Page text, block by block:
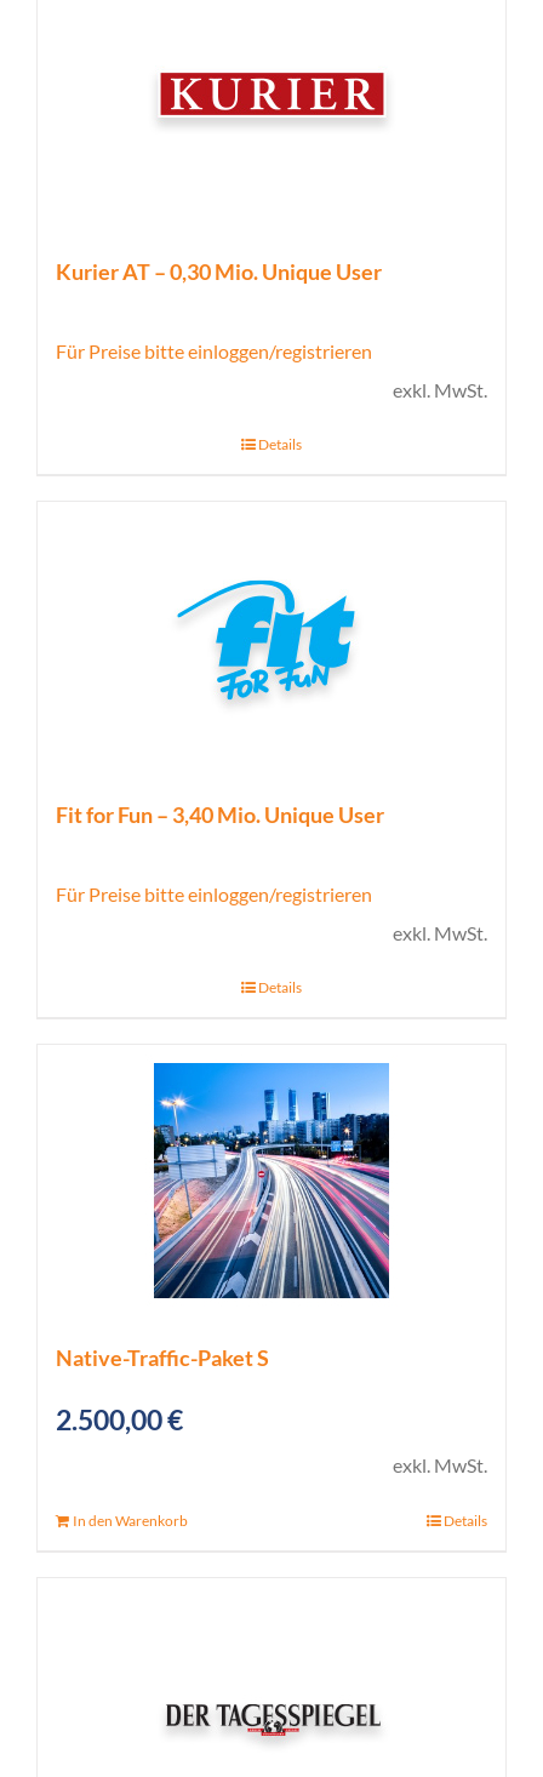
Kurier AT – 0,30 Mio. Unique User
Für Preise bitte einloggen/registrieren
exkl. MwSt.
Details
Fit for Fun – 3,40 Mio. Unique User
Für Preise bitte einloggen/registrieren
exkl. MwSt.
Details
Native-Traffic-Paket S
2.500,00€
exkl. MwSt.
In den Warenkorb Details